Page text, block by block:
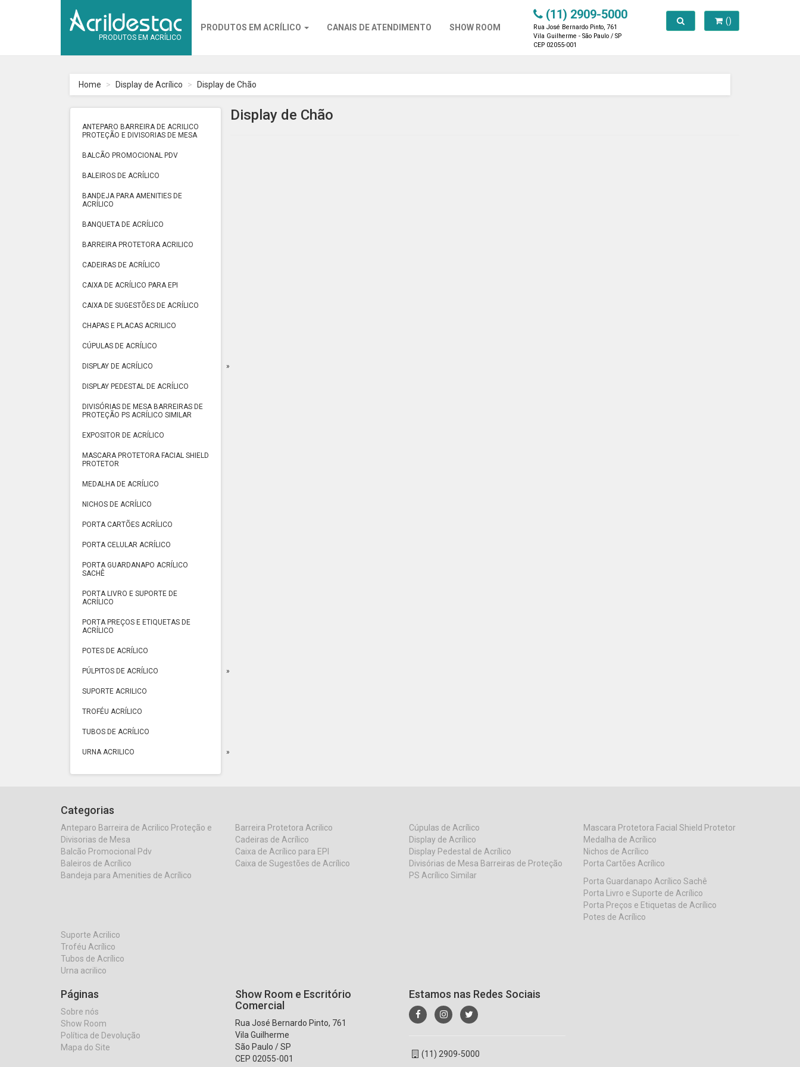
PRODUTOS EM ACRÍLICO
PRODUTOS EM ACRÍLICO CANAIS DE ATENDIMENTO SHOW ROOM
(11) 2909-5000
Rua José Bernardo Pinto, 761
Vila Guilherme - São Paulo / SP
CEP 02055-001
()
Toggle search
Home Display de Acrílico Display de Chão
ANTEPARO BARREIRA DE ACRILICO
PROTEÇÃO E DIVISORIAS DE MESA
BALCÃO PROMOCIONAL PDV
BALEIROS DE ACRÍLICO
BANDEJA PARA AMENITIES DE
ACRÍLICO
BANQUETA DE ACRÍLICO
BARREIRA PROTETORA ACRILICO
CADEIRAS DE ACRÍLICO
CAIXA DE ACRÍLICO PARA EPI
CAIXA DE SUGESTÕES DE ACRÍLICO
CHAPAS E PLACAS ACRILICO
CÚPULAS DE ACRÍLICO
DISPLAY DE ACRÍLICO
DISPLAY PEDESTAL DE ACRÍLICO
DIVISÓRIAS DE MESA BARREIRAS DE
PROTEÇÃO PS ACRÍLICO SIMILAR
EXPOSITOR DE ACRÍLICO
MASCARA PROTETORA FACIAL SHIELD
PROTETOR
MEDALHA DE ACRÍLICO
NICHOS DE ACRÍLICO
PORTA CARTÕES ACRÍLICO
PORTA CELULAR ACRÍLICO
PORTA GUARDANAPO ACRÍLICO
SACHÊ
PORTA LIVRO E SUPORTE DE
ACRÍLICO
PORTA PREÇOS E ETIQUETAS DE
ACRÍLICO
POTES DE ACRÍLICO
PÚLPITOS DE ACRÍLICO
SUPORTE ACRILICO
TROFÉU ACRÍLICO
TUBOS DE ACRÍLICO
URNA ACRILICO
Display de Chão
Categorias
Anteparo Barreira de Acrilico Proteção e
Divisorias de Mesa
Balcão Promocional Pdv
Baleiros de Acrílico
Bandeja para Amenities de Acrílico
Barreira Protetora Acrilico
Cadeiras de Acrílico
Caixa de Acrílico para EPI
Caixa de Sugestões de Acrílico
Cúpulas de Acrílico
Display de Acrílico
Display Pedestal de Acrílico
Divisórias de Mesa Barreiras de Proteção
PS Acrílico Similar
Mascara Protetora Facial Shield Protetor
Medalha de Acrílico
Nichos de Acrílico
Porta Cartões Acrílico
Porta Guardanapo Acrílico Sachê
Porta Livro e Suporte de Acrílico
Porta Preços e Etiquetas de Acrílico
Potes de Acrílico
Suporte Acrilico
Troféu Acrílico
Tubos de Acrílico
Urna acrilico
Páginas
Sobre nós
Show Room
Política de Devolução
Mapa do Site
Show Room e Escritório
Comercial
Rua José Bernardo Pinto, 761
Vila Guilherme
São Paulo / SP
CEP 02055-001
Estamos nas Redes Sociais
(11) 2909-5000